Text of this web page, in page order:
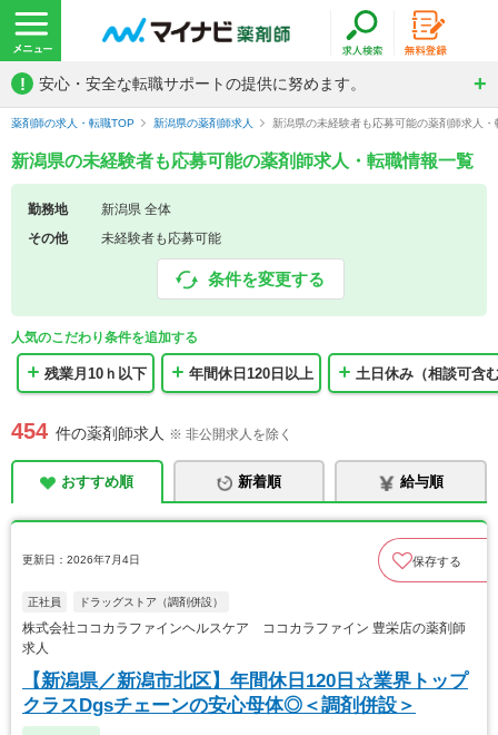
! 安心・安全な転職サポートの提供に努めます。
薬剤師の求人・転職TOP 新潟県の薬剤師求人 新潟県の未経験者も応募可能の薬剤師求人
新潟県の未経験者も応募可能の薬剤師求人・転職情報一覧
勤務地
新潟県 全体
その他
未経験者も応募可能
条件を変更する
人気のこだわり条件を追加する
残業月10ｈ以下 年間休日120日以上 土日休み（相談可含
454 件の薬剤師求人 ※ 非公開求人を除く
おすすめ順 新着順 給与順
更新日：2026年7月4日 保存する
正社員 ドラッグストア（調剤併設）
株式会社ココカラファインヘルスケア ココカラファイン 豊栄店の薬剤師
求人
【新潟県／新潟市北区】年間休日120日☆業界トップ
クラスDgsチェーンの安心母体◎＜調剤併設＞